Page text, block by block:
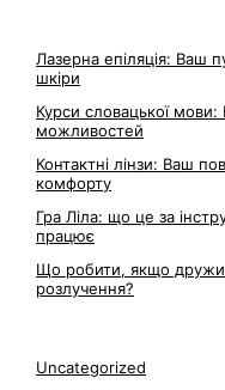
Лазерна епіляція: Ваш
шкіри
Курси словацької
можливостей
Контактні лінзи: Ваш
комфорту
Гра Ліла: що це за
працює
Що робити, якщо
розлучення?
Uncategorized